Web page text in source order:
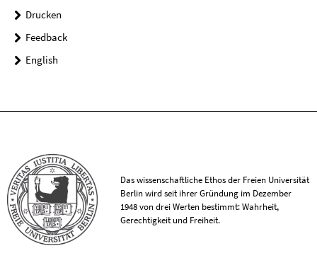
Drucken
Feedback
English
Das wissenschaftliche Ethos der Freien Universität
Berlin wird seit ihrer Gründung im Dezember
1948 von drei Werten bestimmt: Wahrheit,
Gerechtigkeit und Freiheit.